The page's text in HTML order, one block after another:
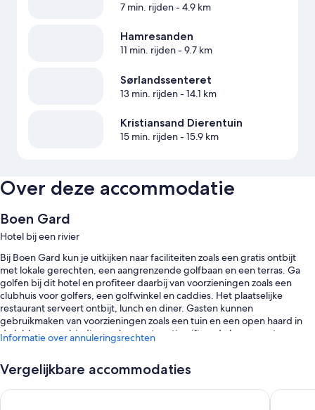
7 min. rijden- 4.9 km
Hamresanden
11 min. rijden- 9.7 km
Sørlandssenteret
13 min. rijden- 14.1 km
Kristiansand Dierentuin
15 min. rijden- 15.9 km
Over deze accommodatie
Boen Gard
Hotel bij een rivier
Bij Boen Gard kun je uitkijken naar faciliteiten zoals een gratis ontbijt
met lokale gerechten, een aangrenzende golfbaan en een terras. Ga
golfen bij dit hotel en profiteer daarbij van voorzieningen zoals een
clubhuis voor golfers, een golfwinkel en caddies. Het plaatselijke
restaurant serveert ontbijt, lunch en diner. Gasten kunnen
gebruikmaken van voorzieningen zoals een tuin en een open haard in
de lobby en verbinding maken met gratis wifi op de kamer met een
snelheid van 100+ Mbps (voor 1-2 personen of maximaal 6 toestellen).
Bovendien profiteer je van voordelen zoals:
Gratis plaatsen voor zelf parkeren en plaatsen voor lang parkeren
Informatie over annuleringsrechten
Vergelijkbare accommodaties
Radisson Blu Caledonien Hotel, Kristiansand Thon